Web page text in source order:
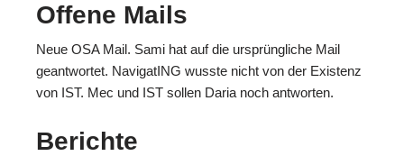
Offene Mails
Neue OSA Mail. Sami hat auf die ursprüngliche Mail
geantwortet. NavigatING wusste nicht von der Existenz
von IST. Mec und IST sollen Daria noch antworten.
Berichte